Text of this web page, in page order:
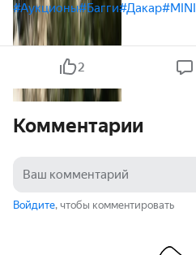
#Аукционы#Багги#Дакар#MINI
2
Комментарии
Войдите, чтобы комментировать